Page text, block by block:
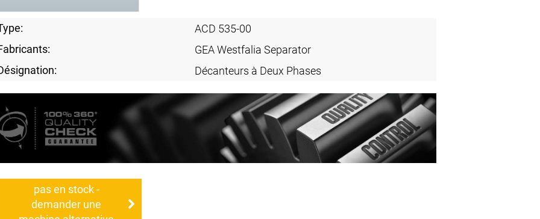
ACD 535-00
GEA Westfalia Separator
Décanteurs à Deux Phases
pas en stock -
demander une